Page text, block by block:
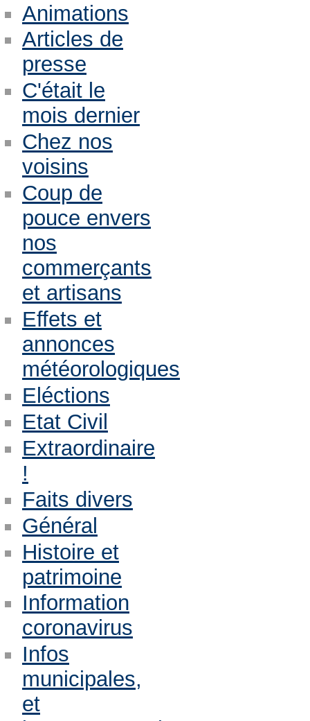
Animations
Articles de
presse
C'était le
mois dernier
Chez nos
voisins
Coup de
pouce envers
nos
commerçants
et artisans
Effets et
annonces
météorologiques
Eléctions
Etat Civil
Extraordinaire
!
Faits divers
Général
Histoire et
patrimoine
Information
coronavirus
Infos
municipales,
et